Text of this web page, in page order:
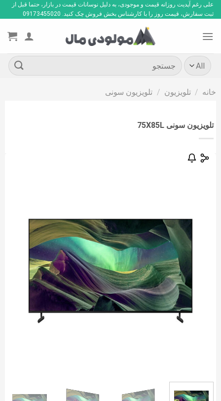
Skip
to
علی رغم آپدیت روزانه قیمت و موجودی، به دلیل نوسانات قیمت در بازار، حتما قبل از
ثبت سفارش، قیمت روز را با کارشناس بخش فروش چک کنید. 09173455020
جستجو
برای:
خانه / تلویزیون / تلویزیون سونی
تلویزیون سونی 75X85L